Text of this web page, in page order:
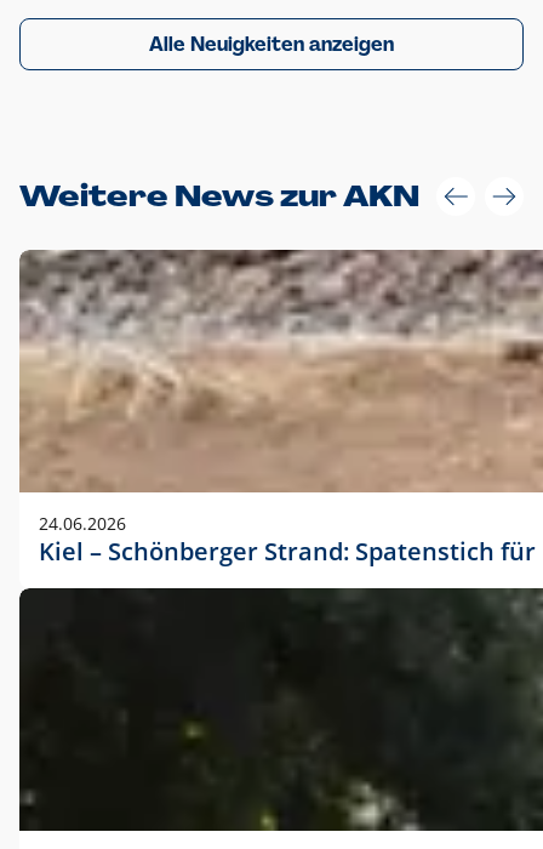
Alle Neuigkeiten anzeigen
Weitere News zur AKN
24.06.2026
Kiel – Schönberger Strand: Spatenstich